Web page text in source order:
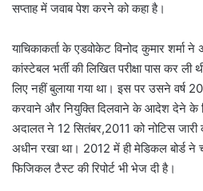
सप्ताह में जवाब पेश करने को कहा है।
याचिकाकर्ता के एडवोकेट विनोद कुमार शर्मा ने
कांस्टेबल भर्ती की लिखित परीक्षा पास कर
लिए नहीं बुलाया गया था। इस पर उसने वर्ष
करवाने और नियुक्ति दिलवाने के आदेश देने के
अदालत ने 12 सितंबर,2011 को नोटिस जारी
अधीन रखा था। 2012 में ही मेडिकल बोर्ड ने
फिजिकल टैस्ट की रिपोर्ट भी भेज दी है।